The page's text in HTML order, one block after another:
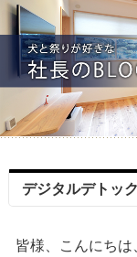
デジタルデトッ
皆様、こんにちは